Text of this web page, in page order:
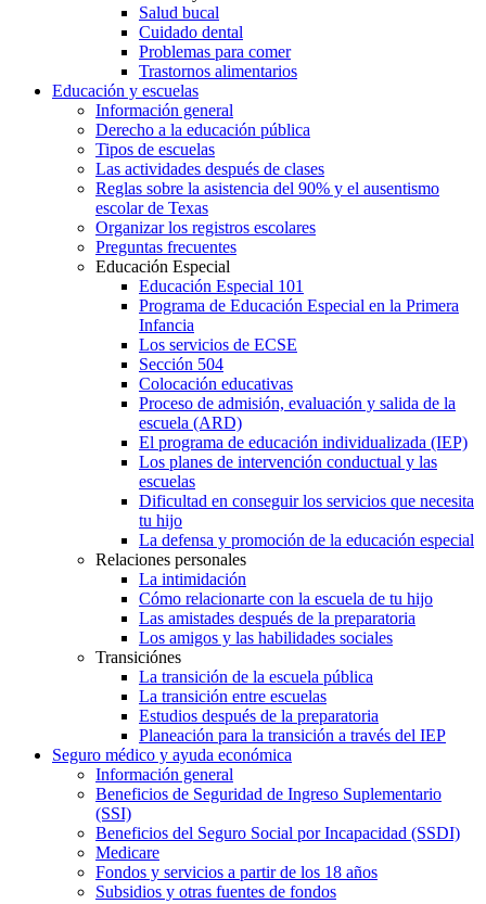
Salud bucal
Cuidado dental
Problemas para comer
Trastornos alimentarios
Educación y escuelas
Información general
Derecho a la educación pública
Tipos de escuelas
Las actividades después de clases
Reglas sobre la asistencia del 90% y el ausentismo
escolar de Texas
Organizar los registros escolares
Preguntas frecuentes
Educación Especial
Educación Especial 101
Programa de Educación Especial en la Primera
Infancia
Los servicios de ECSE
Sección 504
Colocación educativas
Proceso de admisión, evaluación y salida de la
escuela (ARD)
El programa de educación individualizada (IEP)
Los planes de intervención conductual y las
escuelas
Dificultad en conseguir los servicios que necesita
tu hijo
La defensa y promoción de la educación especial
Relaciones personales
La intimidación
Cómo relacionarte con la escuela de tu hijo
Las amistades después de la preparatoria
Los amigos y las habilidades sociales
Transiciónes
La transición de la escuela pública
La transición entre escuelas
Estudios después de la preparatoria
Planeación para la transición a través del IEP
Seguro médico y ayuda económica
Información general
Beneficios de Seguridad de Ingreso Suplementario
(SSI)
Beneficios del Seguro Social por Incapacidad (SSDI)
Medicare
Fondos y servicios a partir de los 18 años
Subsidios y otras fuentes de fondos